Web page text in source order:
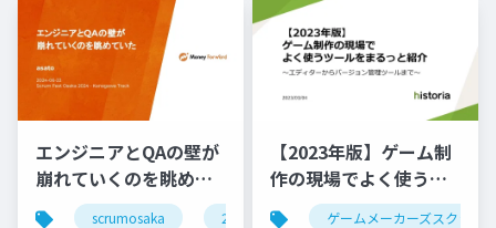
エンジニアとQAの壁が
崩れていくのを眺めて
いた #scrumosaka
scrumosaka 2024 scrum agile
【2023年版】ゲーム制
作の現場でよく使うツ
ールをまるっと紹介
ゲームメーカーズスクラン